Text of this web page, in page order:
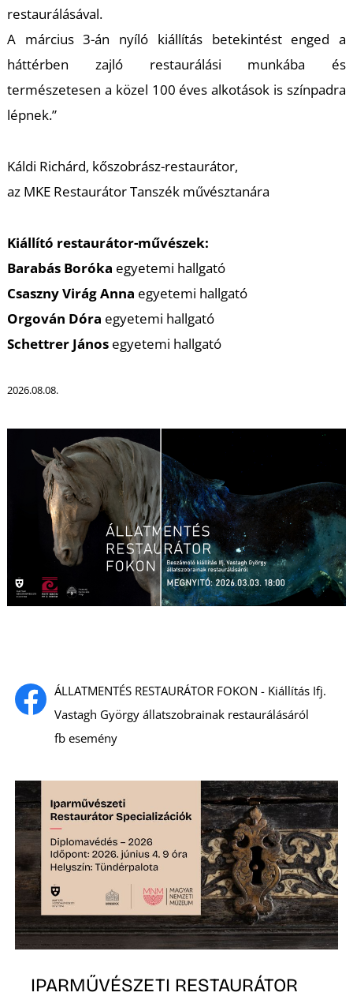
ÁLLATMENTÉS RESTAURÁTOR FOKON - Kiállítás Ifj.
Vastagh György állatszobrainak restaurálásáról
fb esemény
restaurálásával.
A március 3-án nyíló kiállítás betekintést enged a
háttérben zajló restaurálási munkába és
természetesen a közel 100 éves alkotások is színpadra
lépnek.”
Káldi Richárd, kőszobrász-restaurátor,
az MKE Restaurátor Tanszék művésztanára
Kiállító restaurátor-művészek:
Barabás Boróka egyetemi hallgató
Csaszny Virág Anna egyetemi hallgató
Orgován Dóra egyetemi hallgató
Schettrer Jánosegyetemi hallgató
2026.08.08.
IPARMŰVÉSZETI RESTAURÁTOR